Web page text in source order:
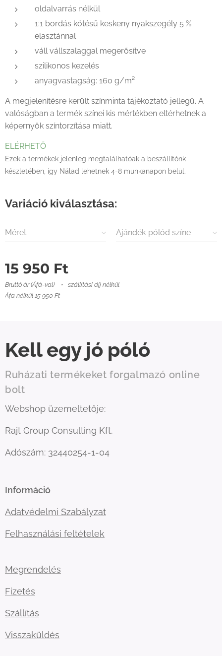
oldalvarrás nélkül
1:1 bordás kötésű keskeny nyakszegély 5 %
elasztánnal
váll vállszalaggal megerősítve
szilikonos kezelés
anyagvastagság: 160 g/m²
A megjelenítésre került színminta tájékoztató jellegű. A
valóságban a termék színei kis mértékben eltérhetnek a
képernyők színtorzítása miatt.
ELÉRHETŐ
Ezek a termékek jelenleg megtalálhatóak a beszállítónk
készletében, így Nálad lehetnek 4-8 munkanapon belül.
Variáció kiválasztása:
Méret Ajándék pólód színe
15 950 Ft
Bruttó ár (Áfá-val)
szállítási díj nélkül
Áfa nélkül 15 950 Ft
Kell egy jó póló
Ruházati termékeket forgalmazó online
bolt
Webshop üzemeltetője:
Rajt Group Consulting Kft.
Adószám: 32440254-1-04
Információ
Adatvédelmi Szabályzat
Felhasználási feltételek
Megrendelés
Fizetés
Szállítás
Visszaküldés